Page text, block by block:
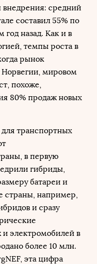
средний
составил 55% по
назад. Как и в
темпы роста в
рынок
мировом
похоже,
80% продаж новых
транспортных
в первую
гибриды,
батареи и
страны, например,
и сразу
и электромобилей в
более 10 млн.
эта цифра